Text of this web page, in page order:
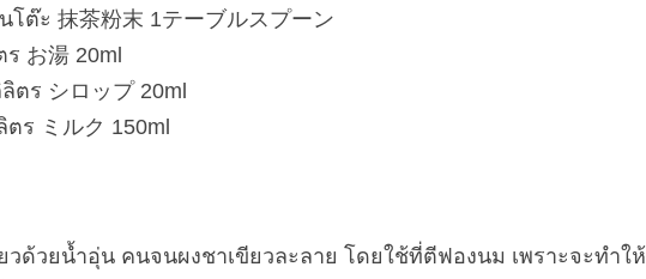
โต๊ะ 抹茶粉末 1テーブルスプーン
お湯 20ml
ตร シロップ 20ml
ร ミルク 150ml
วด้วยน้ำอุ่น คนจนผงชาเขียวละลาย โดยใช้ที่ตีฟองนม เพราะจะทำให้